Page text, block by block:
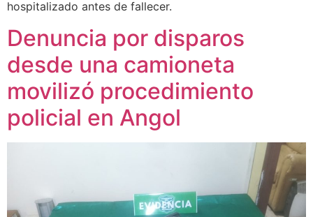
hospitalizado antes de fallecer.
Denuncia por disparos
desde una camioneta
movilizó procedimiento
policial en Angol